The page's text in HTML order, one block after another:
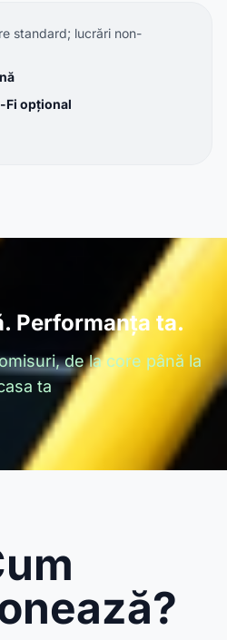
standard; lucrări non-
Fi opțional
Performanța ta.
de la core până la
ta